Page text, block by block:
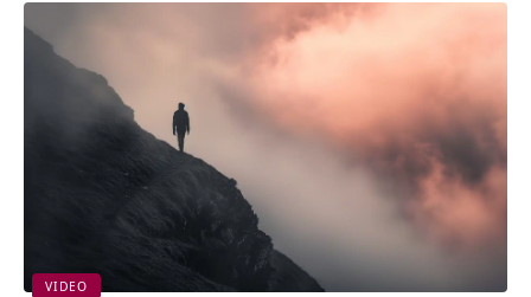
VIDEO